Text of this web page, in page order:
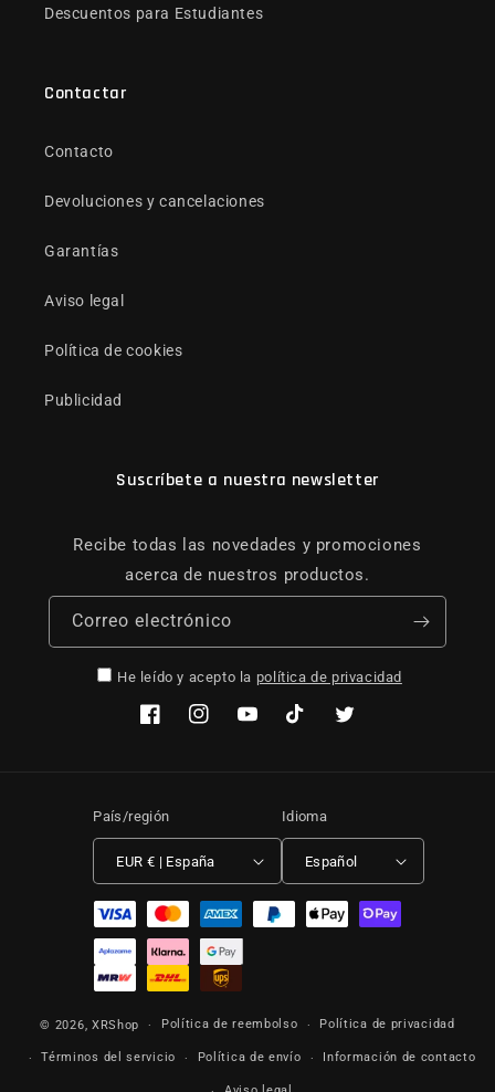
Descuentos para Estudiantes
Contactar
Contacto
Devoluciones y cancelaciones
Garantías
Aviso legal
Política de cookies
Publicidad
Suscríbete a nuestra newsletter
Recibe todas las novedades y promociones
acerca de nuestros productos.
Correo electrónico
He leído y acepto la política de privacidad
FacebookInstagramYouTubeTikTok Twitter
País/región
EUR € | España
Idioma
Español
Formas de pago
© 2026, XRShop Política de reembolso Política de privacidad
Términos del servicio Política de envío Información de contacto